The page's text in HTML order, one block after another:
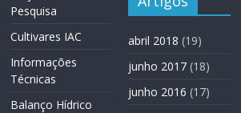
Pesquisa
Cultivares IAC
Informações
Técnicas
Balanço Hídrico
abril 2018 (19)
junho 2017 (18)
junho 2016 (17)